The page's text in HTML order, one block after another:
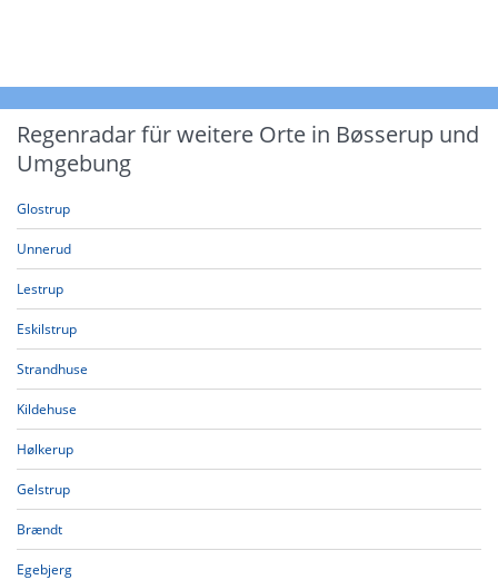
Regenradar für weitere Orte in Bøsserup und
Umgebung
Glostrup
Unnerud
Lestrup
Eskilstrup
Strandhuse
Kildehuse
Hølkerup
Gelstrup
Brændt
Egebjerg